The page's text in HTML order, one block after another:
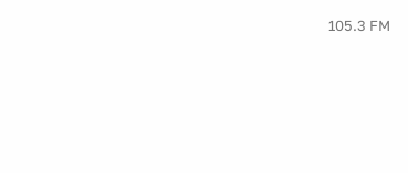
105.3 FM